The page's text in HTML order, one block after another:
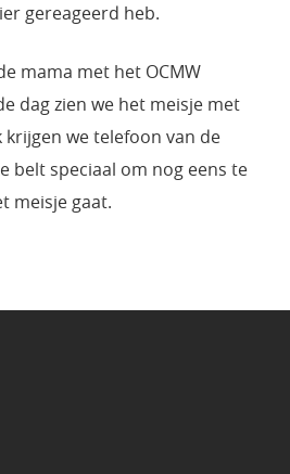
gereageerd heb.
mama met het OCMW
dag zien we het meisje met
we telefoon van de
belt speciaal om nog eens te
meisje gaat.